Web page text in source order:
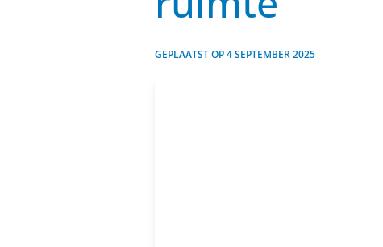
GEPLAATST OP4 SEPTEMBER 2025